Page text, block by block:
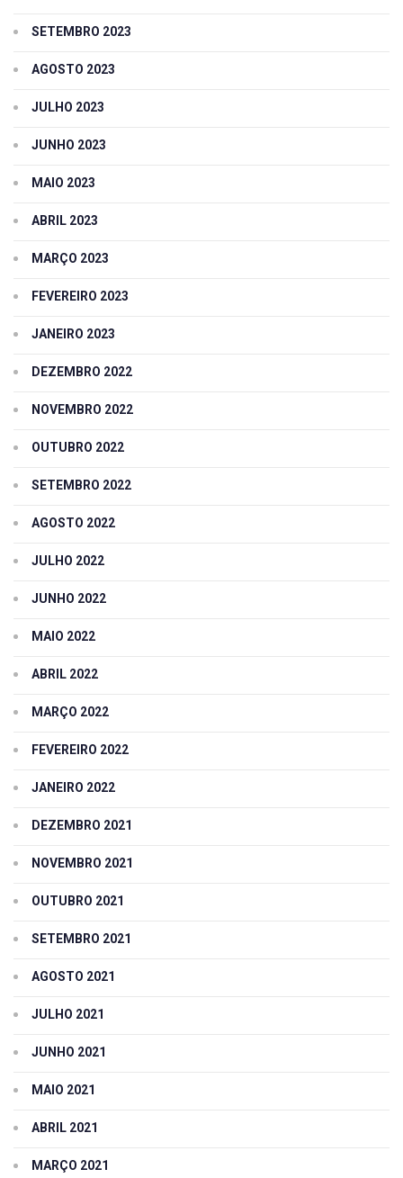
SETEMBRO 2023
AGOSTO 2023
JULHO 2023
JUNHO 2023
MAIO 2023
ABRIL 2023
MARÇO 2023
FEVEREIRO 2023
JANEIRO 2023
DEZEMBRO 2022
NOVEMBRO 2022
OUTUBRO 2022
SETEMBRO 2022
AGOSTO 2022
JULHO 2022
JUNHO 2022
MAIO 2022
ABRIL 2022
MARÇO 2022
FEVEREIRO 2022
JANEIRO 2022
DEZEMBRO 2021
NOVEMBRO 2021
OUTUBRO 2021
SETEMBRO 2021
AGOSTO 2021
JULHO 2021
JUNHO 2021
MAIO 2021
ABRIL 2021
MARÇO 2021